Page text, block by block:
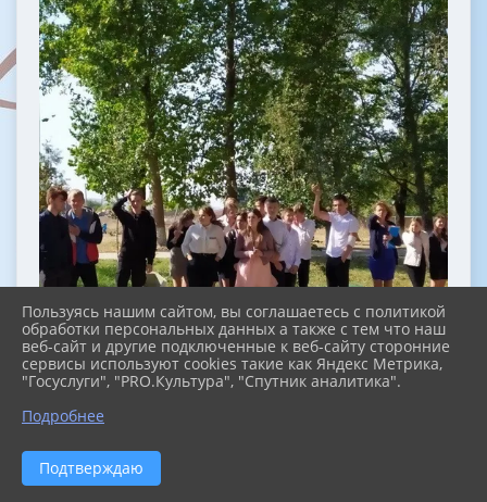
Пользуясь нашим сайтом, вы соглашаетесь с политикой
обработки персональных данных а также с тем что наш
веб-сайт и другие подключенные к веб-сайту сторонние
сервисы используют cookies такие как Яндекс Метрика,
"Госуслуги", "PRO.Культура", "Спутник аналитика".
Подробнее
Подтверждаю